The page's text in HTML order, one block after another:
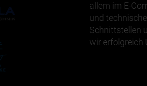
allem im E-
und
Schnittstellen
wir erfolgreich